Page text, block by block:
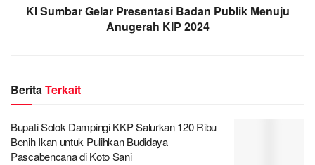
KI Sumbar Gelar Presentasi Badan Publik Menuju
Anugerah KIP 2024
BeritaTerkait
Bupati Solok Dampingi KKP Salurkan 120 Ribu
Benih Ikan untuk Pulihkan Budidaya
Pascabencana di Koto Sani